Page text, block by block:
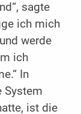
sagte
ich mich
werde
ich
In
System
ist die